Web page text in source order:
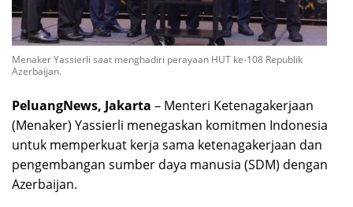
Menaker Yassierli saat menghadiri perayaan HUT ke-108 Republik
Azerbaijan.
PeluangNews, Jakarta – Menteri Ketenagakerjaan
(Menaker) Yassierli menegaskan komitmen Indonesia
untuk memperkuat kerja sama ketenagakerjaan dan
pengembangan sumber daya manusia (SDM) dengan
Azerbaijan.